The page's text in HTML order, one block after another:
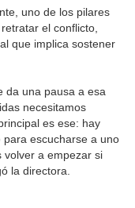
uno de los pilares
el conflicto,
que implica sostener
da una pausa a esa
necesitamos
es ese: hay
escucharse a uno
volver a empezar si
la directora.